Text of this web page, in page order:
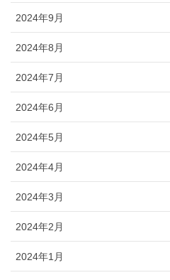
2024年9月
2024年8月
2024年7月
2024年6月
2024年5月
2024年4月
2024年3月
2024年2月
2024年1月